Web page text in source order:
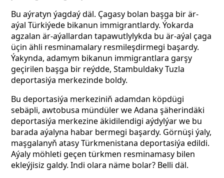
Bu aýratyn ýagdaý däl. Çagasy bolan başga bir är-
aýal Türkiýede bikanun immigrantlardy. Ýokarda
agzalan är-aýallardan tapawutlylykda bu är-aýal çaga
üçin ähli resminamalary resmileşdirmegi başardy.
Ýakynda, adamym bikanun immigrantlara garşy
geçirilen başga bir reýdde, Stambuldaky Tuzla
deportasiýa merkezinde boldy.
Bu deportasiýa merkeziniň adamdan köpdügi
sebäpli, awtobusa mündüler we Adana şäherindäki
deportasiýa merkezine äkidilendigi aýdylýar we bu
barada aýalyna habar bermegi başardy. Görnüşi ýaly,
maşgalanyň atasy Türkmenistana deportasiýa edildi.
Aýaly möhleti geçen türkmen resminamasy bilen
ekleýjisiz galdy. Indi olara näme bolar? Belli däl.